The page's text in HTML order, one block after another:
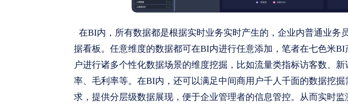
在BI内，所有数据都是根据实时业务实时产生的，企业内普通业务
据看板。任意维度的数据都可在BI内进行任意添加，笔者在七色米
户进行诸多个性化数据场景的维度挖掘，比如流量类指标访客数、
率、毛利率等。在BI内，还可以满足中间商用户千人千面的数据挖
求，提供分层级数据展现，便于企业管理者的信息管控。从而实时